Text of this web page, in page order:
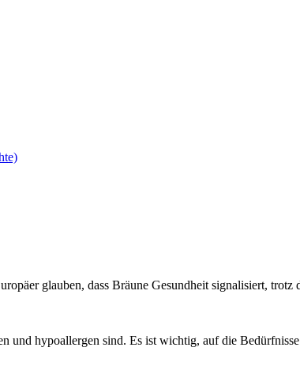
glauben, dass Bräune Gesundheit signalisiert, trotz
hypoallergen sind. Es ist wichtig, auf die